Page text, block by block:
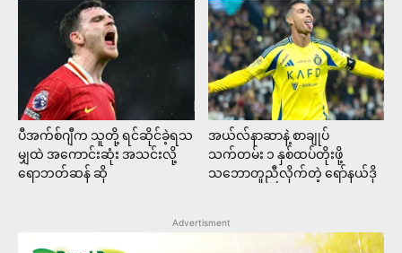
ပီအက်စ်ဂျီက သူတို့ ရင်ဆိုင်ခဲ့ရသ
မျှထဲ အကောင်းဆုံး အသင်းလို့
ရောဘတ်ဆန် ဆို
အယ်လ်နာဆာနဲ့ စာချုပ်
သက်တမ်း ၁ နှစ်ထပ်တိုးဖို့
သဘောတူညီလိုက်တဲ့ ရော်နယ်ဒို
Advertisment